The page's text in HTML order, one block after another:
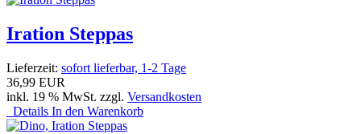
Iration Steppas
Lieferzeit: sofort lieferbar, 1-2 Tage
36,99 EUR
inkl. 19 % MwSt. zzgl. Versandkosten
Details In den Warenkorb